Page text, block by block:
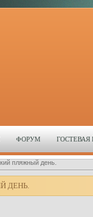
ФОРУМ ГОСТЕВАЯ
пляжный день.
ДЕНЬ.